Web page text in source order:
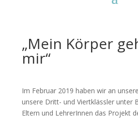
„Mein Körper
mir“
Im Februar 2019 haben wir an
unsere Dritt- und Viertklässler unter
Eltern und LehrerInnen das Projekt